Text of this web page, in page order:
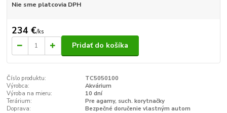
Nie sme platcovia DPH
234 €/ks
Pridať do košíka
Číslo produktu:
TC5050100
Výrobca:
Akvárium
Výroba na mieru:
10 dní
Terárium:
Pre agamy, such. korytnačky
Doprava:
Bezpečné doručenie vlastným autom